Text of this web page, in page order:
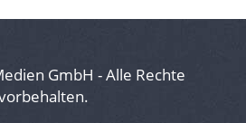
GmbH - Alle Rechte